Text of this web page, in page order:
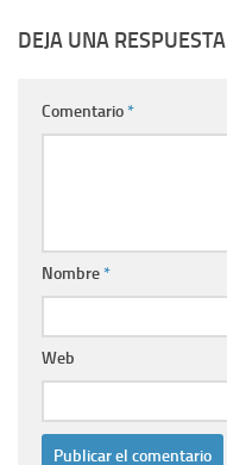
DEJA UNA RESPUESTA
Comentario*
Nombre*
Web